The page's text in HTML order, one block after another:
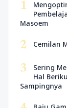
1
Masoem
2 Cemilan
3
Sering
Hal
Sampingnya